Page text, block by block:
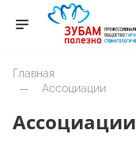
Ассоциации
Главная
—
Ассоциации